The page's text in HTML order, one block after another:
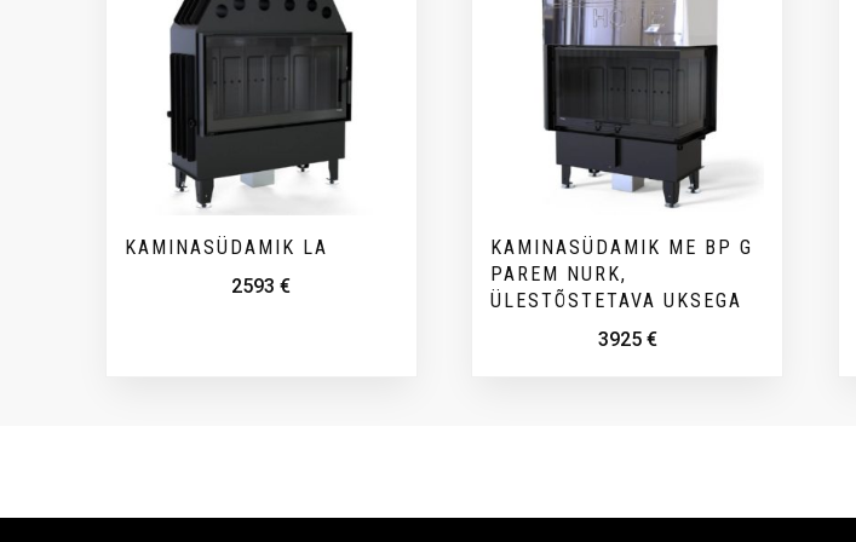
KAMINASÜDAMIK LA
2593€
KAMINASÜDAMIK ME BP G
PAREM NURK,
ÜLESTÕSTETAVA UKSEGA
3925 €